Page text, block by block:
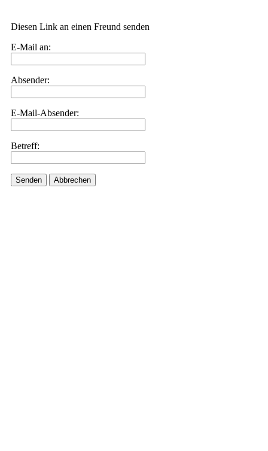
Diesen Link an einen Freund senden
E-Mail an:
Absender:
E-Mail-Absender:
Betreff:
Senden Abbrechen